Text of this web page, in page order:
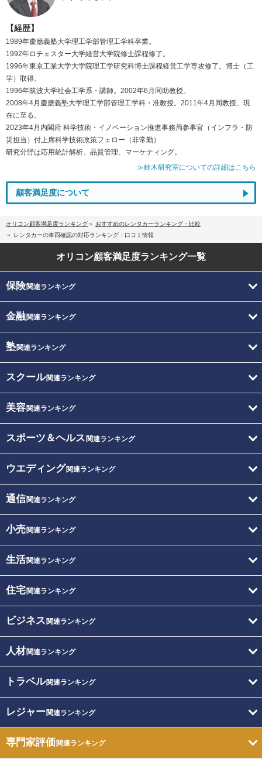
【経歴】
1989年慶應義塾大学理工学部管理工学科卒業。
1992年ロチェスター大学経営大学院修士課程修了。
1996年東京工業大学大学院理工学研究科博士課程経営工学専攻修了。博士（工
学）取得。
1996年筑波大学社会工学系・講師。2002年6月同助教授。
2008年4月慶應義塾大学理工学部管理工学科・准教授。2011年4月同教授、現
在に至る。
2023年4月内閣府 科学技術・イノベーション推進事務局参事官（インフラ・防
災担当）付上席科学技術政策フェロー（非常勤）
研究分野は応用統計解析、品質管理、マーケティング。
≫鈴木研究室についての詳細はこちら
顧客満足度について
オリコン顧客満足度ランキング
おすすめのレンタカーランキング・比較
レンタカーの車両確認の対応ランキング・口コミ情報
オリコン顧客満足度ランキング一覧
保険関連ランキング
金融関連ランキング
塾関連ランキング
スクール関連ランキング
美容関連ランキング
スポーツ＆ヘルス 関連ランキング
ウエディング関連ランキング
通信関連ランキング
小売関連ランキング
生活関連ランキング
住宅関連ランキング
ビジネス 関連ランキング
人材関連ランキング
トラベル関連ランキング
レジャー関連ランキング
専門家評価関連ランキング